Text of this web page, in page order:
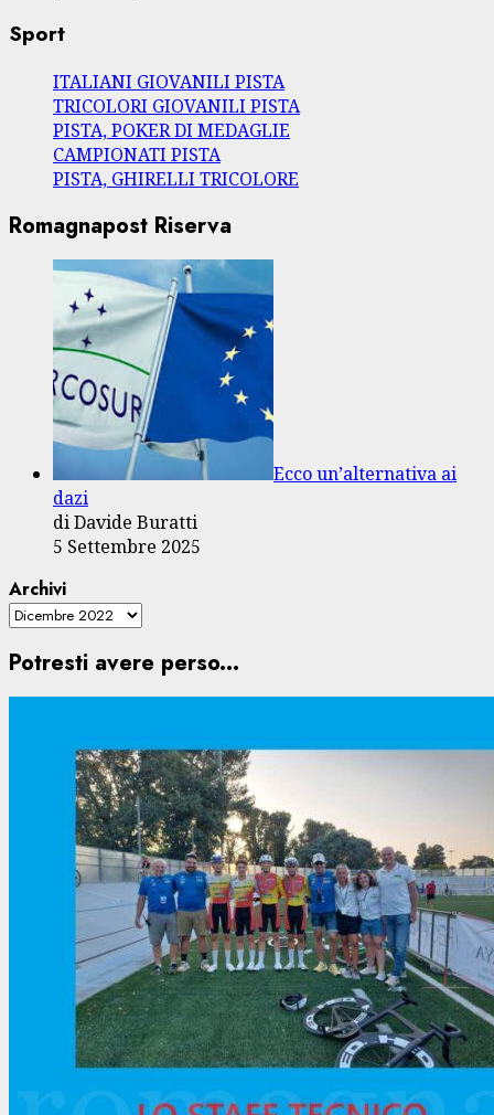
Sport
ITALIANI GIOVANILI PISTA
TRICOLORI GIOVANILI PISTA
PISTA, POKER DI MEDAGLIE
CAMPIONATI PISTA
PISTA, GHIRELLI TRICOLORE
Romagnapost Riserva
Ecco un’alternativa ai
dazi
di Davide Buratti
5 Settembre 2025
Archivi
Potresti avere perso...